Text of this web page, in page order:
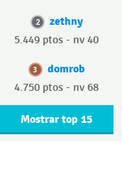
2 zethny
5.449 ptos - nv 40
3 domrob
4.750 ptos - nv 68
Mostrar top 15